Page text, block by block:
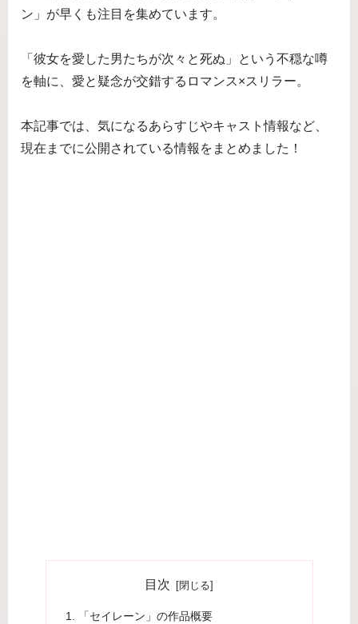
ン」が早くも注目を集めています。
「彼女を愛した男たちが次々と死ぬ」という不穏な噂
を軸に、愛と疑念が交錯するロマンス×スリラー。
本記事では、気になるあらすじやキャスト情報など、
現在までに公開されている情報をまとめました！
目次
「セイレーン」の作品概要